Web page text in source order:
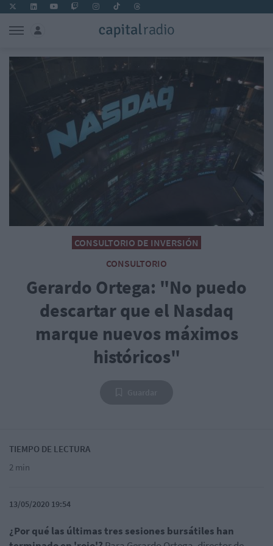
CONSULTORIO DE INVERSIÓN
CONSULTORIO
Gerardo Ortega: "No puedo
descartar que el Nasdaq
marque nuevos máximos
históricos"
TIEMPO DE LECTURA
2 min
13/05/2020 19:54
¿Por qué las últimas tres sesiones bursátiles han